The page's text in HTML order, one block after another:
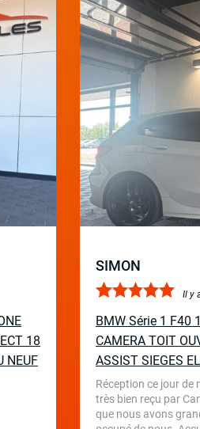
18
NEUF
SIMON
Il y
BMW Série 1 F40
CAMERA TOIT
ASSIST SIEGES
Réception ce jour de
très bien reçu par
que nous avons